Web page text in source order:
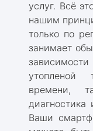
услуг. Всё
нашим
только по
занимает
утопленой
времени,
Ваши